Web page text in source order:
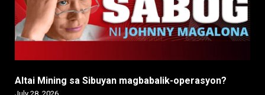
Altai Mining sa Sibuyan magbabalik-operasyon?